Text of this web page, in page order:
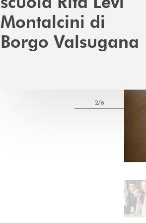
Montalcini di
Borgo Valsugana
2/6